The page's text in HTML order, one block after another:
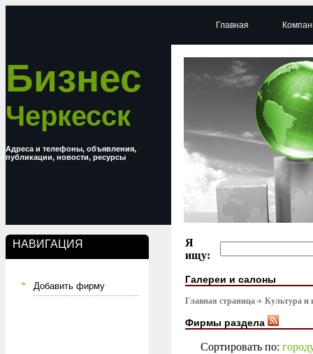
Бизнес
Черкесск
Адреса и телефоны, объявления,
публикации, новости, ресурсы
НАВИГАЦИЯ
Добавить фирму
Главная
Я
ищу:
Галереи и салоны
Главная страница Культура и
Фирмы раздела
Сортировать по: